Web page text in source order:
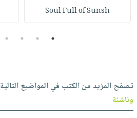
Soul Full of Sunsh
1
2
3
4
تصفح المزيد من الكتب في المواضيع
وناشئة